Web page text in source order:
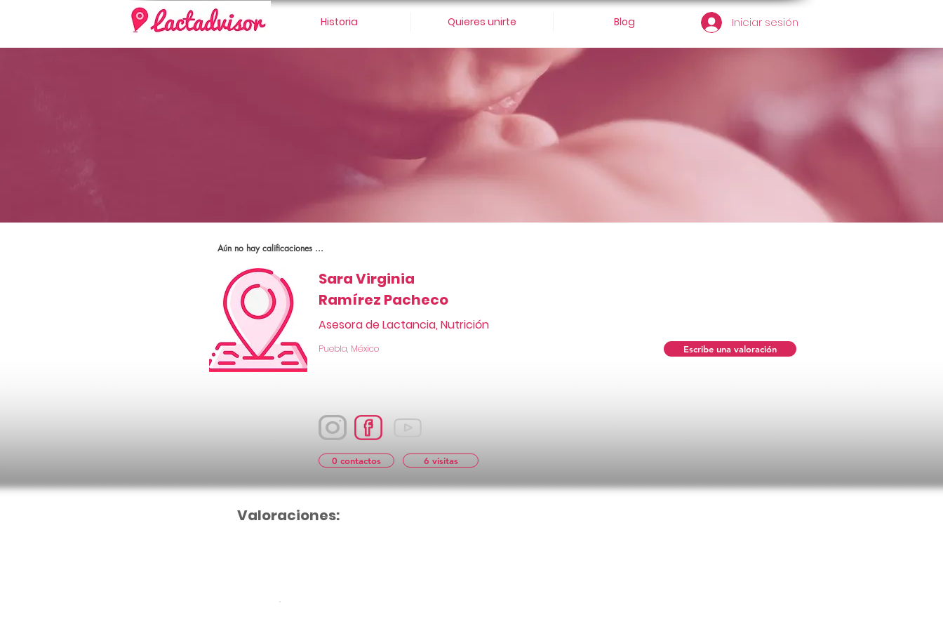
Iniciar sesión
Historia Quieres unirte Blog
Aún no hay calificaciones ...
Sara Virginia
Ramírez Pacheco
Asesora de Lactancia, Nutrición
Puebla, México
0 contactos 6 visitas
Escribe una valoración
Valoraciones: